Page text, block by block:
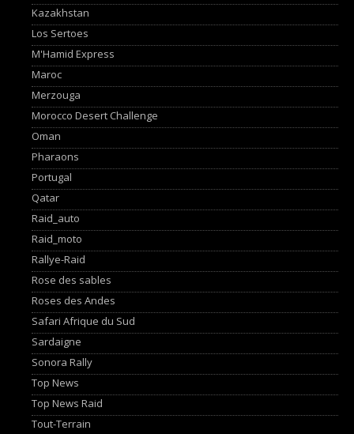
Kazakhstan
Los Sertoes
M'Hamid Express
Maroc
Merzouga
Morocco Desert Challenge
Oman
Pharaons
Portugal
Qatar
Raid_auto
Raid_moto
Rallye-Raid
Rose des sables
Roses des Andes
Safari Afrique du Sud
Sardaigne
Sonora Rally
Top News
Top News Raid
Tout-Terrain